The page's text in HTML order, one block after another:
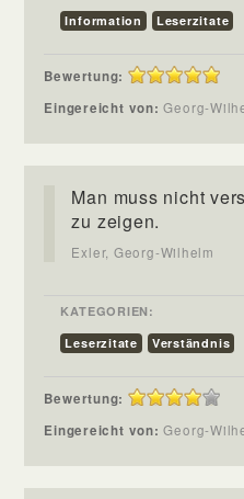
Information
Leserzitate
Bewertung:
Eingereicht von:Georg-
Man muss nicht
zu zeigen.
Exler, Georg-Wilhelm
KATEGORIEN:
Leserzitate
Verständnis
Bewertung:
Eingereicht von:Georg-